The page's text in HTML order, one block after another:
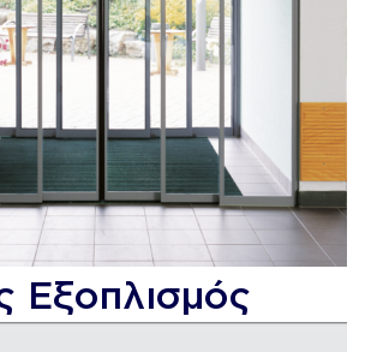
Εξοπλισμός